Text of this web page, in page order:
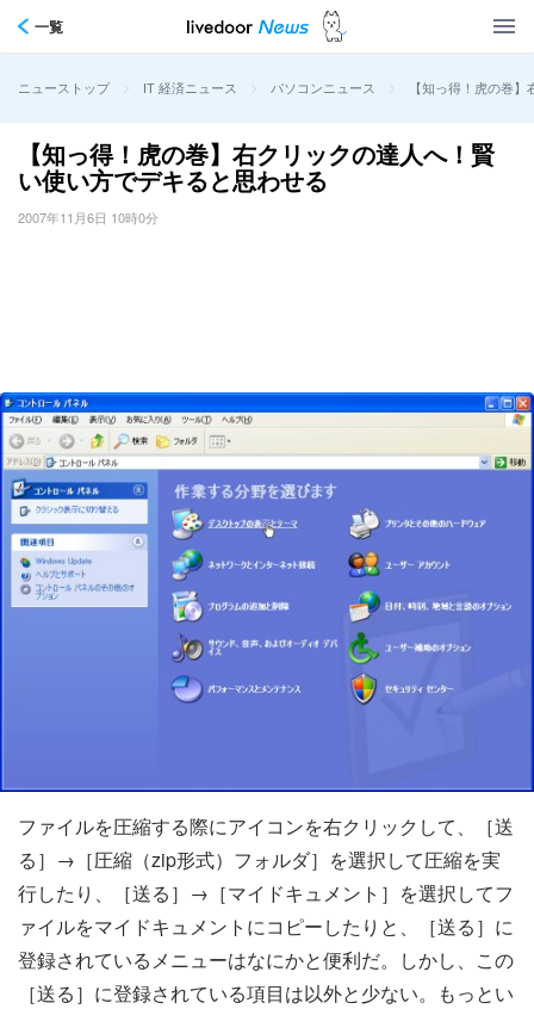
一覧
ニューストップ > IT 経済ニュース > パソコンニュース > 【知っ得！虎の巻
【知っ得！虎の巻】右クリックの達人へ！賢
い使い方でデキると思わせる
2007年11月6日 10時0分
ファイルを圧縮する際にアイコンを右クリックして、［送
る］→［圧縮（zip形式）フォルダ］を選択して圧縮を実
行したり、［送る］→［マイドキュメント］を選択してフ
ァイルをマイドキュメントにコピーしたりと、［送る］に
登録されているメニューはなにかと便利だ。しかし、この
［送る］に登録されている項目は以外と少ない。もっとい